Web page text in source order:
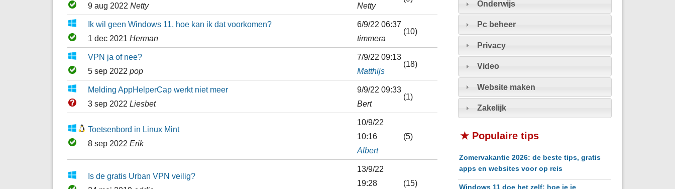
9 aug 2022 Netty
Netty
Ik wil geen Windows 11, hoe kan ik dat voorkomen?
1 dec 2021 Herman
6/9/22 06:37
timmera
(10)
VPN ja of nee?
5 sep 2022 pop
7/9/22 09:13
Matthijs
(18)
Melding AppHelperCap werkt niet meer
3 sep 2022 Liesbet
9/9/22 09:33
Bert
(1)
Toetsenbord in Linux Mint
8 sep 2022 Erik
10/9/22
10:16
Albert
(5)
Is de gratis Urban VPN veilig?
13/9/22
19:28
(15)
Onderwijs
Pc beheer
Privacy
Video
Website maken
Zakelijk
★ Populaire tips
Zomervakantie 2026: de beste tips, gratis
apps en websites voor op reis
Windows 11 doe het zelf: hoe je je